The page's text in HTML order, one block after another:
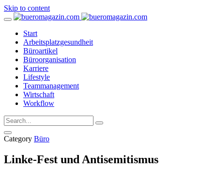
Skip to content
Start
Arbeitsplatzgesundheit
Büroartikel
Büroorganisation
Karriere
Lifestyle
Teammanagement
Wirtschaft
Workflow
Category Büro
Linke-Fest und Antisemitismus